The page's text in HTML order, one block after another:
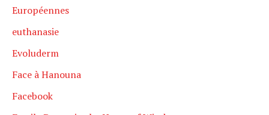
Européennes
euthanasie
Evoluderm
Face à Hanouna
Facebook